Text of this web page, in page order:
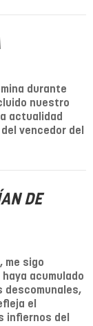
durante
nuestro
actualidad
vencedor del
DE
me sigo
acumulado
descomunales,
el
infiernos del